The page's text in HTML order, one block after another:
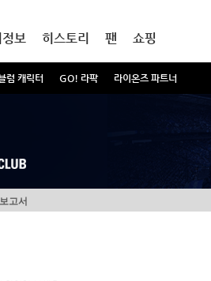
럼 캐릭터 GO! 라팍 라이온즈 파트너
보 히스토리 팬 쇼핑
고서